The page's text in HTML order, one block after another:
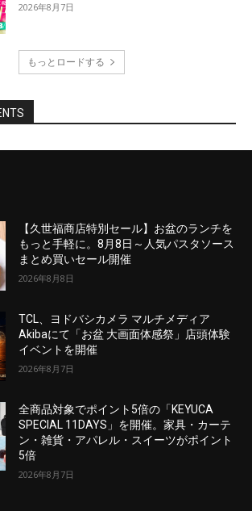
【久世福商店特別セール】お盆のランチを
もっと手軽に。8月8日～人気パスタソース
まとめ買いセール開催
2026年8月8日
TCL、ヨドバシカメラ マルチメディア
Akibaにて「お盆 大画面体感祭」店頭体験
イベントを開催
2026年8月7日
全商品対象でポイント5倍の「KEYUCA
SPECIAL 11DAYS」を開催。家具・カーテ
ン・雑貨・アパレル・スイーツがポイント
5倍
2026年8月7日